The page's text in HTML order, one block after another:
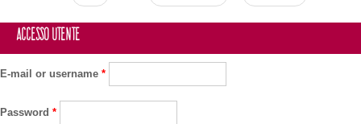
Accesso utente
E-mail or username *
Password *